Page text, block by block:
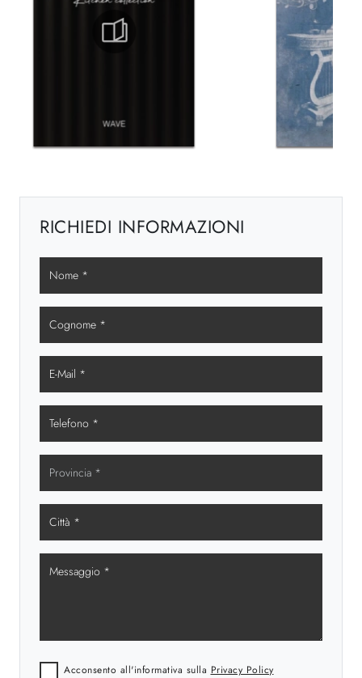
RICHIEDI INFORMAZIONI
Acconsento all'informativa sulla Privacy Policy